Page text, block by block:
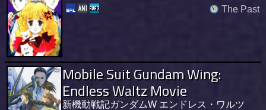
The Past
Mobile Suit Gundam Wing:
Endless Waltz Movie
新機動戦記ガンダムW エンドレス・ワルツ